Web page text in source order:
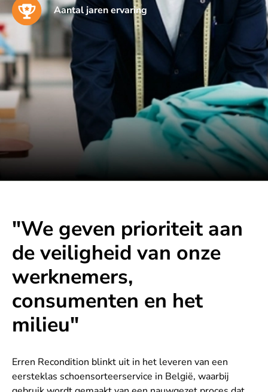
Aantal jaren ervaring
"We geven prioriteit aan
de veiligheid van onze
werknemers,
consumenten en het
milieu"
Erren Recondition blinkt uit in het leveren van een
eersteklas schoensorteerservice in België, waarbij